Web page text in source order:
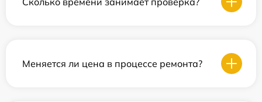
Меняется ли цена в процессе ремонта?